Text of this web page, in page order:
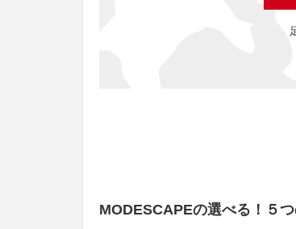
MODESCAPEの選べる！５